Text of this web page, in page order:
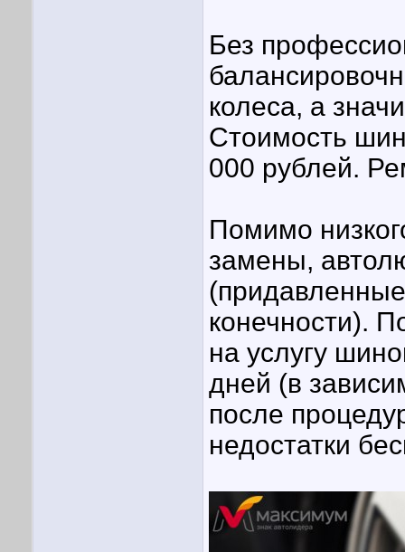
Без
колеса, а
Стоимость
000 рублей.
Помимо
замены,
конечности).
на услугу
дней (в
после
недостатки